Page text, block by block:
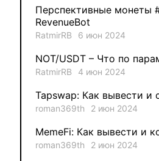
Ksenia 1
METAMINECRAFT
Kate_AAX 1
Перспективные монеты
RevenueBot
RatmirRB 6 июн 2024
NOT/USDT – Что по
RatmirRB 4 июн 2024
Tapswap: Как вывести и
roman369th 2 июн 2024
MemeFi: Как вывести и
roman369th 2 июн 2024